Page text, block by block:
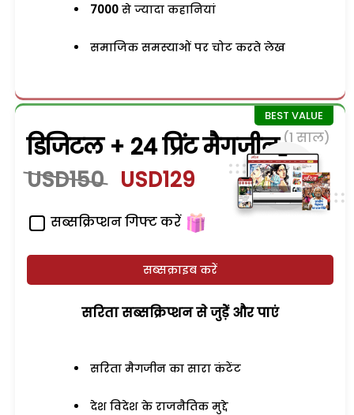
7000 से ज्यादा कहानियां
समाजिक समस्याओं पर चोट करते लेख
डिजिटल + 24 प्रिंट मैगजीन (1 साल)
USD150 USD129
सब्सक्रिप्शन गिफ्ट करें
सब्सक्राइब करें
सरिता सब्सक्रिप्शन से जुड़ेें और पाएं
सरिता मैगजीन का सारा कंटेंट
देश विदेश के राजनैतिक मुद्दे